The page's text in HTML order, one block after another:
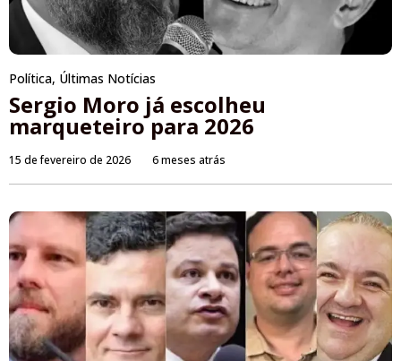
Política, Últimas Notícias
Sergio Moro já escolheu
marqueteiro para 2026
15 de fevereiro de 2026 6 meses atrás